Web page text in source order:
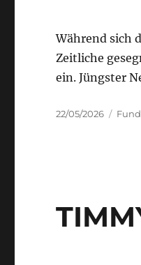
Während sich
Zeitliche
ein. Jüngster
Posted
22/05/2026